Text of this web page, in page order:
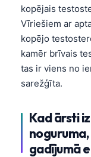
kopējais
Vīriešiem ar
kopējo
kamēr brīvais
tas ir viens no
sarežģīta.
Kad ārsti
gadījumā
O‘zbekcha
Català
Suomi
Hrvatski
Slovenčina
پښتو